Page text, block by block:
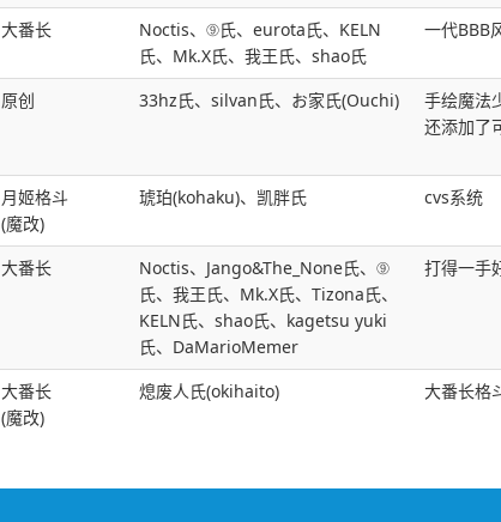
大番长
Noctis、⑨氏、eurota氏、KELN
氏、Mk.X氏、我王氏、shao氏
一代BBB
原创 33hz氏、silvan氏、お家氏(Ouchi)
手绘魔法
还添加了
月姬格斗
(魔改)
琥珀(kohaku)、凯胖氏 cvs系统
大番长
Noctis、Jango&The_None氏、⑨
氏、我王氏、Mk.X氏、Tizona氏、
KELN氏、shao氏、kagetsu yuki
氏、DaMarioMemer
打得一手
大番长
(魔改)
熄废人氏(okihaito) 大番长格